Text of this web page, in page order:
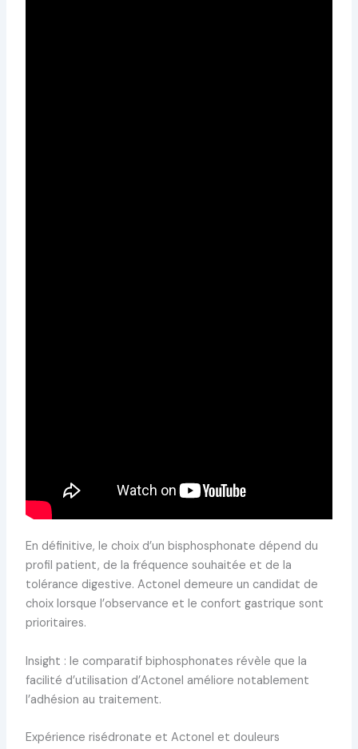
En définitive, le choix d’un bisphosphonate dépend du
profil patient, de la fréquence souhaitée et de la
tolérance digestive. Actonel demeure un candidat de
choix lorsque l’observance et le confort gastrique sont
prioritaires.
Insight : le comparatif biphosphonates révèle que la
facilité d’utilisation d’Actonel améliore notablement
l’adhésion au traitement.
Expérience risédronate et Actonel et douleurs